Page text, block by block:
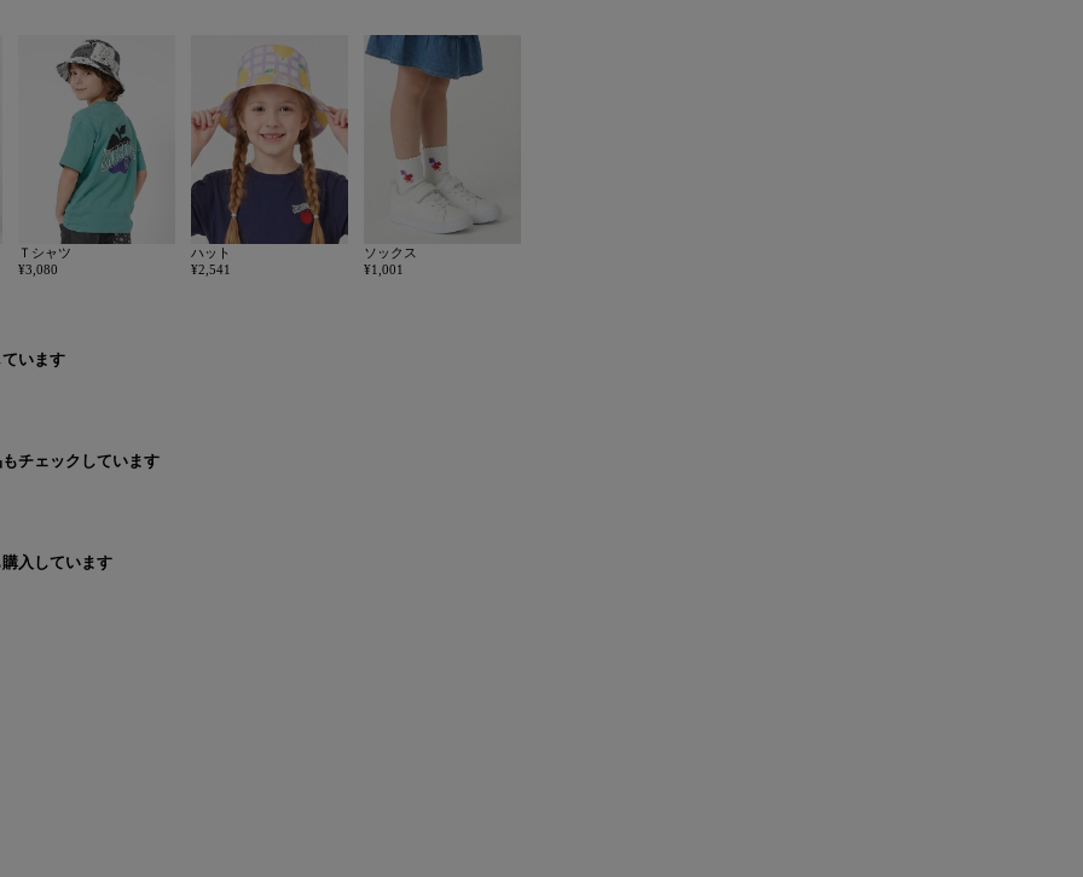
Ｔシャツ
¥3,080
ハット
¥2,541
ソックス
¥1,001
います
チェックしています
入しています